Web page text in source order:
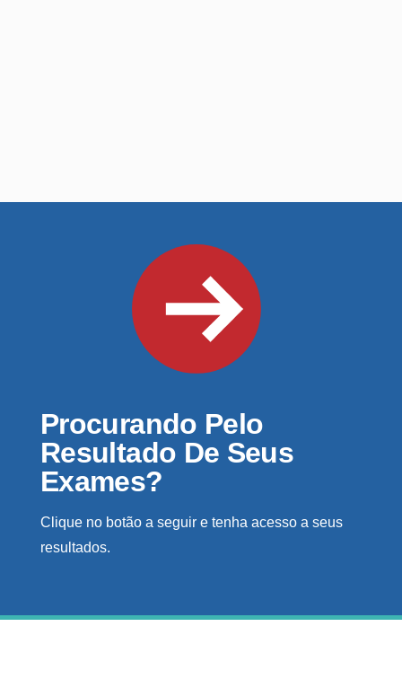
Procurando Pelo
Resultado De Seus
Exames?
Clique no botão a seguir e tenha acesso a seus
resultados.